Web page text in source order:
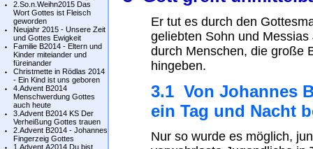
2.So.n.Weihn2015 Das
Wort Gottes ist Fleisch
geworden
Neujahr 2015 - Unsere Zeit
und Gottes Ewigkeit
Familie B2014 - Eltern und
Kinder miteiander und
füreinander
Christmette in Rödlas 2014
- Ein Kind ist uns geboren
4.Advent B2014
Menschwerdung Gottes
auch heute
3.Advent B2014 KS Der
Verheißung Gottes trauen
2.Advent B2014 - Johannes
Fingerzeig Gottes
1.Advent.A2014 Du bist
Er tut es durch den
geliebten Sohn und
durch Menschen, die große
hingeben.
3.1 Von Johannes
ein Tag und Nacht
Nur so wurde es möglich,